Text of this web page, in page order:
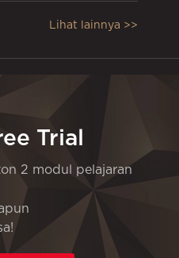
Lihat lainnya >>
Trial
2 modul pelajaran